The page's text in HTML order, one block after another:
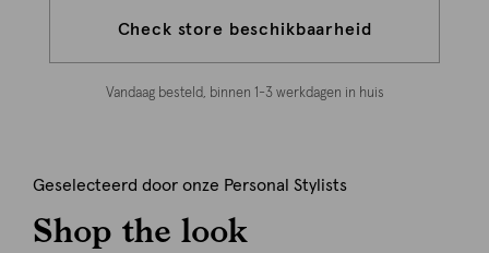
Check store beschikbaarheid
Vandaag besteld, binnen 1-3 werkdagen in huis
Geselecteerd door onze Personal Stylists
Shop the look